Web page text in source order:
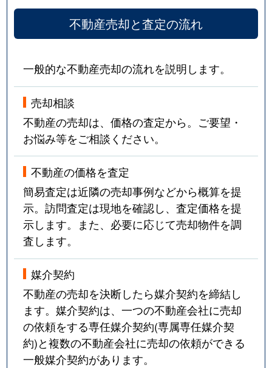
不動産売却と査定の流れ
一般的な不動産売却の流れを説明します。
売却相談
不動産の売却は、価格の査定から。ご要望・
お悩み等をご相談ください。
不動産の価格を査定
簡易査定は近隣の売却事例などから概算を提
示。訪問査定は現地を確認し、査定価格を提
示します。また、必要に応じて売却物件を調
査します。
媒介契約
不動産の売却を決断したら媒介契約を締結し
ます。媒介契約は、一つの不動産会社に売却
の依頼をする専任媒介契約(専属専任媒介契
約)と複数の不動産会社に売却の依頼ができる
一般媒介契約があります。